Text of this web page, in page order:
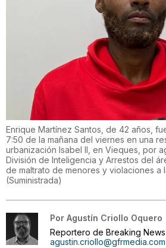
Enrique Martínez Santos, de 42 años,
7:50 de la mañana del viernes en una
urbanización Isabel II, en Vieques, por
División de Inteligencia y Arrestos del
de maltrato de menores y violaciones a
(Suministrada)
Por Agustín Criollo Oquero
Reportero de Breaking News
agustin.criollo@gfrmedia.com